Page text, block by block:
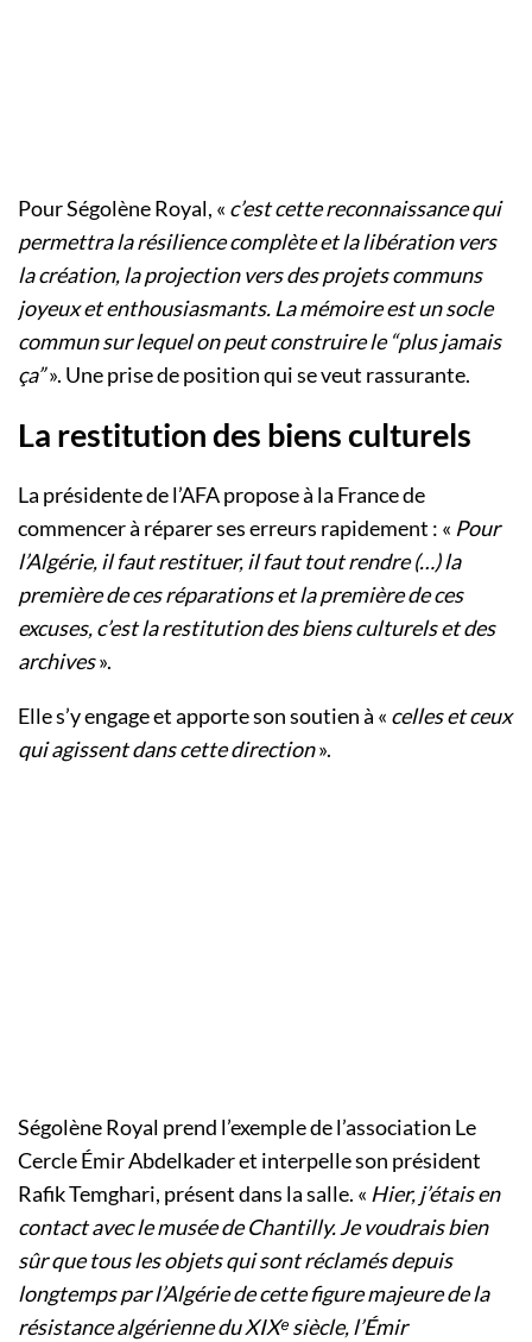
Pour Ségolène Royal, « c’est cette reconnaissance qui
permettra la résilience complète et la libération vers
la création, la projection vers des projets communs
joyeux et enthousiasmants. La mémoire est un socle
commun sur lequel on peut construire le “plus jamais
ça”». Une prise de position qui se veut rassurante.
La restitution des biens culturels
La présidente de l’AFA propose à la France de
commencer à réparer ses erreurs rapidement : « Pour
l’Algérie, il faut restituer, il faut tout rendre (…) la
première de ces réparations et la première de ces
excuses, c’est la restitution des biens culturels et des
archives».
Elle s’y engage et apporte son soutien à « celles et ceux
qui agissent dans cette direction».
Ségolène Royal prend l’exemple de l’association Le
Cercle Émir Abdelkader et interpelle son président
Rafik Temghari, présent dans la salle. « Hier, j’étais en
contact avec le musée de Chantilly. Je voudrais bien
sûr que tous les objets qui sont réclamés depuis
longtemps par l’Algérie de cette figure majeure de la
résistance algérienne du XIXᵉ siècle, l’Émir